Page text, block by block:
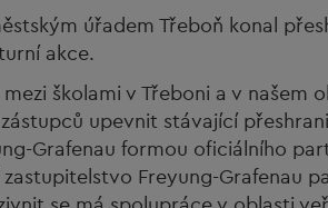
úřadem Třeboň konal
akce.
školami v Třeboni a v našem
upevnit stávající
Grafenau formou oficiálního
Freyung-Grafenau